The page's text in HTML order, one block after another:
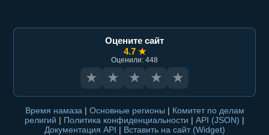
Оцените сайт
4.7 ★
Оценили: 448
★ ★ ★ ★ ★
Время намаза | Основные регионы | Комитет по делам
религий | Политика конфиденциальности | API (JSON) |
Документация API | Вставить на сайт (Widget)